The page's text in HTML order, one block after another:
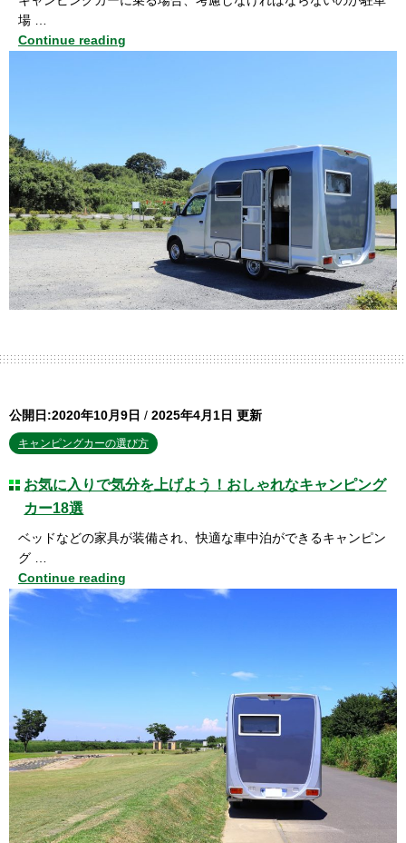
場 …
Continue reading
公開日:2020年10月9日 / 2025年4月1日 更新
キャンピングカーの選び方
お気に入りで気分を上げよう！おしゃれなキャンピング
カー18選
ベッドなどの家具が装備され、快適な車中泊ができるキャンピン
グ …
Continue reading